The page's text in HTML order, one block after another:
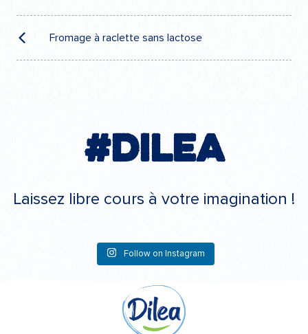
Navigation
de
l’article
Fromage à raclette sans lactose
#Dilea
Laissez libre cours à votre imagination !
Follow on Instagram